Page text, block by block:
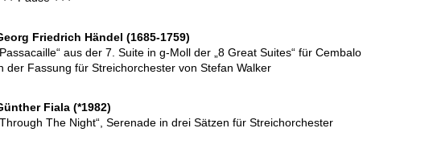
Friedrich Händel (1685-1759)
aus der 7. Suite in g-Moll der „8 Great Suites“ für Cembalo
der Fassung für Streichorchester von Stefan Walker
Fiala (*1982)
The Night“, Serenade in drei Sätzen für Streichorchester